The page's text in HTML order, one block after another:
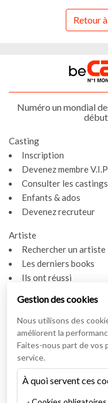
Retour
Numéro un mondial
Casting
Inscription
Devenez membre V.I.P
Consulter les castings
Enfants & ados
Devenez recruteur
Artiste
Rechercher un artiste
Les derniers books
Ils ont réussi
Actualités
Actualités
Vidéos
Interviews
Nos interviews
Gestion des cookies
Nous utilisons des
améliorent la
Faites-nous part de vos
service.
À quoi servent ces